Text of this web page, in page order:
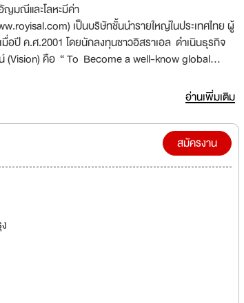
ญมณีและโลหะมีค่า
เป็นบริษัทชั้นนำรายใหญ่ในประเทศไทย ผู้
ปี ค.ศ.2001 โดยนักลงทุนชาวอิสราเอล ดำเนินธุรกิจ
(Vision) คือ “ To Become a well-know global
ทรนด์ในการออกแบบเครื่องประดับและอัญมณี มีลูกค้าทั้ง
าชอาณาจักร ออสเตรเลีย แคนาดา สหรัฐอเมริกา บราซิล
ให้ลูกค้า ปัจจุบันบริษัทฯ กำลังขยายการผลิตเพื่อรองรับ
ประสงค์รับบุคลากรที่มีความมุ่งมั่น พร้อมรับการ
อ่านเพิ่มเติม
สมัครงาน